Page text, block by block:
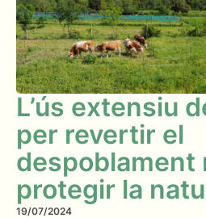
L’ús extensiu
per revertir el
despoblament
protegir la
19/07/2024